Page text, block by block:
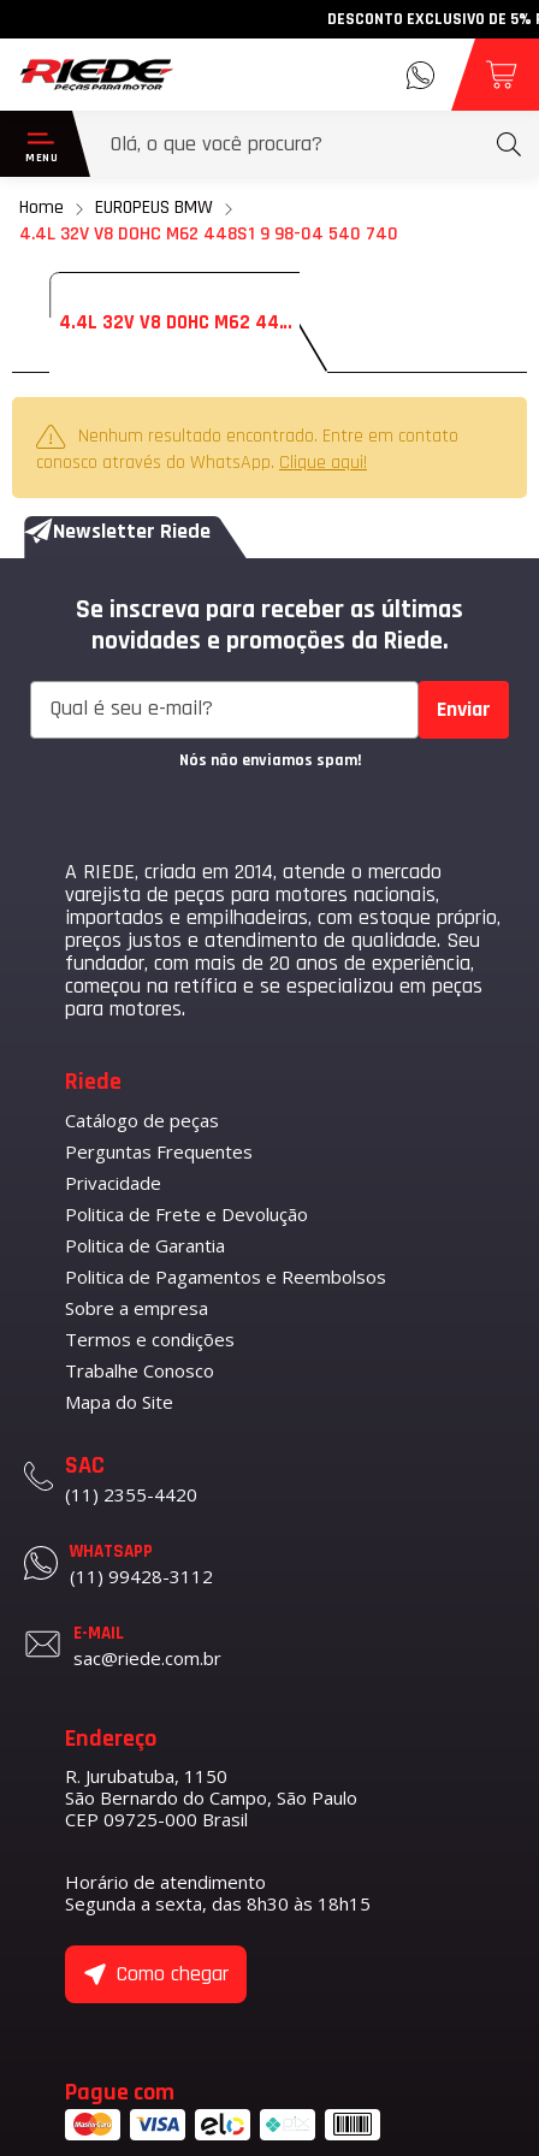
DESCONTO EXCLUSIVO DE 5%
Home
EUROPEUS BMW
4.4L 32V V8 DOHC M62 448S1 9 98-04 540 740
4.4L 32V V8 DOHC M62 448S1 9 98-04 540 740
Nenhum resultado encontrado. Entre em contato
conosco através do WhatsApp. Clique aqui!
Newsletter Riede
Se inscreva para receber as últimas
novidades e promoções da Riede.
Enviar
Nós não enviamos spam!
A RIEDE, criada em 2014, atende o mercado
varejista de peças para motores nacionais,
importados e empilhadeiras, com estoque próprio,
preços justos e atendimento de qualidade. Seu
fundador, com mais de 20 anos de experiência,
começou na retífica e se especializou em peças
para motores.
Riede
Catálogo de peças
Perguntas Frequentes
Privacidade
Politica de Frete e Devolução
Politica de Garantia
Politica de Pagamentos e Reembolsos
Sobre a empresa
Termos e condições
Trabalhe Conosco
Mapa do Site
SAC
(11) 2355-4420
WHATSAPP
(11) 99428-3112
E-MAIL
sac@riede.com.br
Endereço
R. Jurubatuba, 1150
São Bernardo do Campo, São Paulo
CEP 09725-000 Brasil
Horário de atendimento
Segunda a sexta, das 8h30 às 18h15
Como chegar
Pague com